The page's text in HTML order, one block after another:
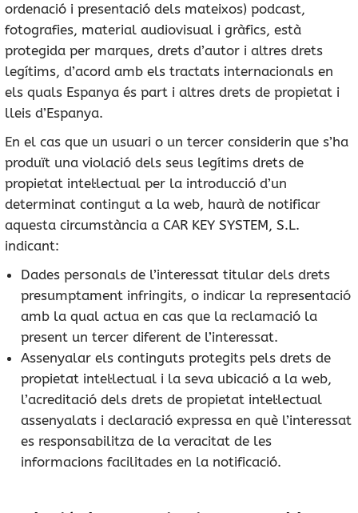
ordenació i presentació dels mateixos) podcast,
fotografies, material audiovisual i gràfics, està
protegida per marques, drets d’autor i altres drets
legítims, d’acord amb els tractats internacionals en
els quals Espanya és part i altres drets de propietat i
lleis d’Espanya.
En el cas que un usuari o un tercer considerin que s’ha
produït una violació dels seus legítims drets de
propietat intel·lectual per la introducció d’un
determinat contingut a la web, haurà de notificar
aquesta circumstància a CAR KEY SYSTEM, S.L.
indicant:
Dades personals de l’interessat titular dels drets
presumptament infringits, o indicar la representació
amb la qual actua en cas que la reclamació la
present un tercer diferent de l’interessat.
Assenyalar els continguts protegits pels drets de
propietat intel·lectual i la seva ubicació a la web,
l’acreditació dels drets de propietat intel·lectual
assenyalats i declaració expressa en què l’interessat
es responsabilitza de la veracitat de les
informacions facilitades en la notificació.